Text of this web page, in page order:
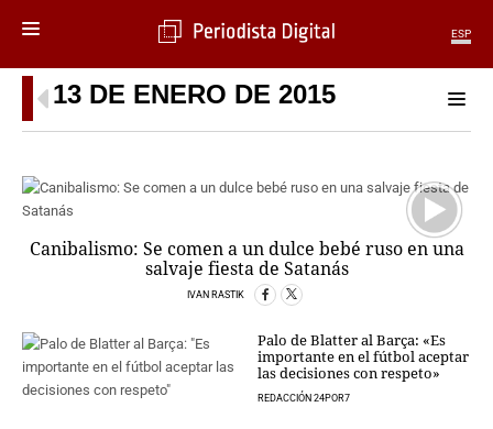
ESP
MENÚ
SECCIONES
MUNDO
ECONOMÍA
CULTURA
TELEVISIÓN
13 DE ENERO DE 2015
Canibalismo: Se comen a un dulce bebé ruso en una
salvaje fiesta de Satanás
IVAN RASTIK
Palo de Blatter al Barça: «Es
importante en el fútbol aceptar
las decisiones con respeto»
REDACCIÓN 24POR7